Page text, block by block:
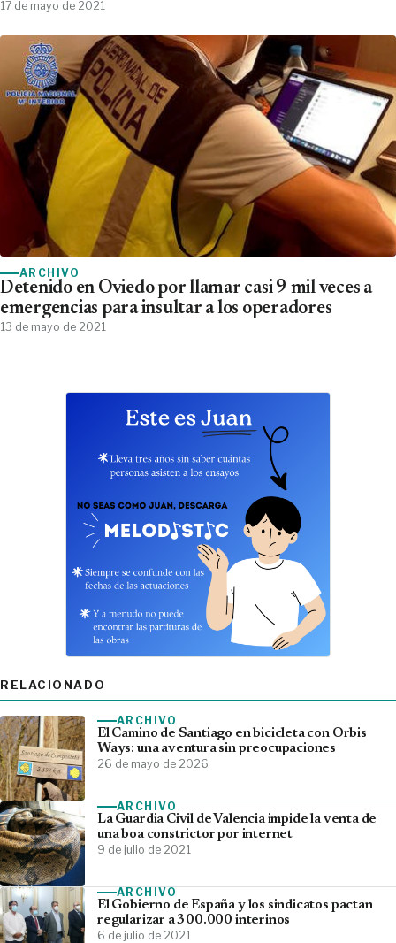
17 de mayo de 2021
ARCHIVO
Detenido en Oviedo por llamar casi 9 mil veces a
emergencias para insultar a los operadores
13 de mayo de 2021
RELACIONADO
ARCHIVO
El Camino de Santiago en bicicleta con Orbis
Ways: una aventura sin preocupaciones
26 de mayo de 2026
ARCHIVO
La Guardia Civil de Valencia impide la venta de
una boa constrictor por internet
9 de julio de 2021
ARCHIVO
El Gobierno de España y los sindicatos pactan
regularizar a 300.000 interinos
6 de julio de 2021